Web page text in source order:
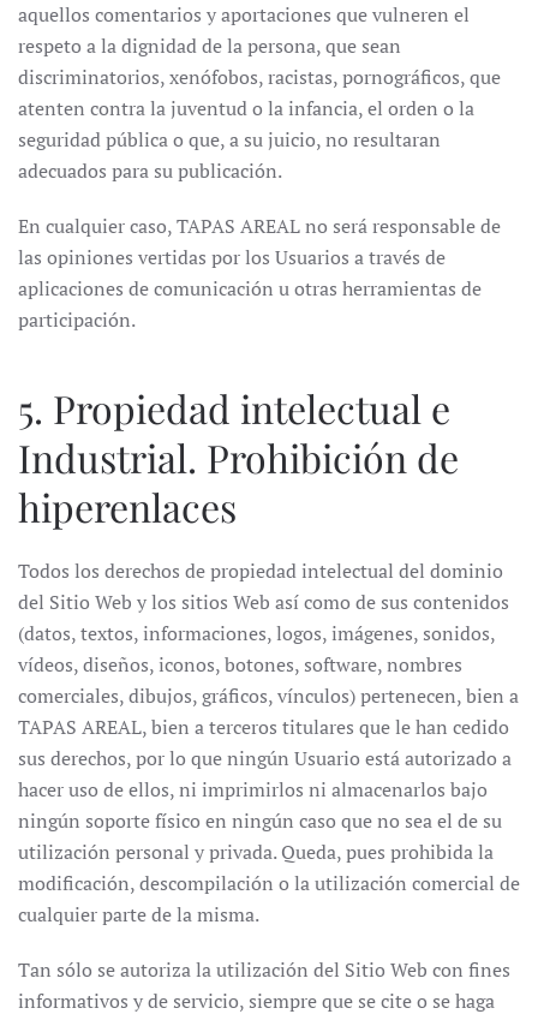
aquellos comentarios y aportaciones que vulneren el
respeto a la dignidad de la persona, que sean
discriminatorios, xenófobos, racistas, pornográficos, que
atenten contra la juventud o la infancia, el orden o la
seguridad pública o que, a su juicio, no resultaran
adecuados para su publicación.
En cualquier caso, TAPAS AREAL no será responsable de
las opiniones vertidas por los Usuarios a través de
aplicaciones de comunicación u otras herramientas de
participación.
5. Propiedad intelectual e
Industrial. Prohibición de
hiperenlaces
Todos los derechos de propiedad intelectual del dominio
del Sitio Web y los sitios Web así como de sus contenidos
(datos, textos, informaciones, logos, imágenes, sonidos,
vídeos, diseños, iconos, botones, software, nombres
comerciales, dibujos, gráficos, vínculos) pertenecen, bien a
TAPAS AREAL, bien a terceros titulares que le han cedido
sus derechos, por lo que ningún Usuario está autorizado a
hacer uso de ellos, ni imprimirlos ni almacenarlos bajo
ningún soporte físico en ningún caso que no sea el de su
utilización personal y privada. Queda, pues prohibida la
modificación, descompilación o la utilización comercial de
cualquier parte de la misma.
Tan sólo se autoriza la utilización del Sitio Web con fines
informativos y de servicio, siempre que se cite o se haga